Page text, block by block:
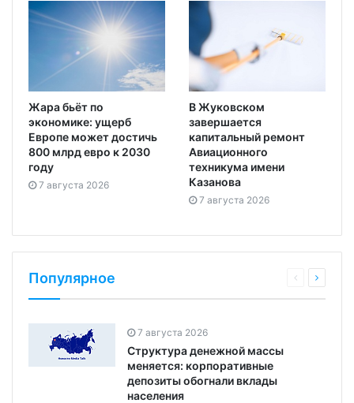
Жара бьёт по
экономике: ущерб
Европе может достичь
800 млрд евро к 2030
году
7 августа 2026
В Жуковском
завершается
капитальный ремонт
Авиационного
техникума имени
Казанова
7 августа 2026
Популярное
7 августа 2026
Структура денежной массы
меняется: корпоративные
депозиты обогнали вклады
населения